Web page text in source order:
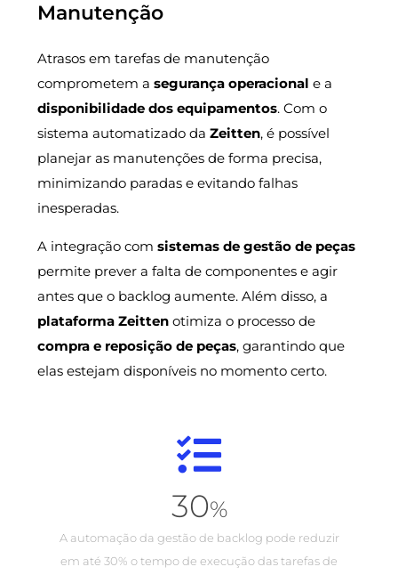
Manutenção
Atrasos em tarefas de manutenção
comprometem a segurança operacional e a
disponibilidade dos equipamentos. Com o
sistema automatizado da Zeitten, é possível
planejar as manutenções de forma precisa,
minimizando paradas e evitando falhas
inesperadas.
A integração com sistemas de gestão de peças
permite prever a falta de componentes e agir
antes que o backlog aumente. Além disso, a
plataforma Zeittenotimiza o processo de
compra e reposição de peças, garantindo que
elas estejam disponíveis no momento certo.
30%
A automação da gestão de backlog pode reduzir
em até 30% o tempo de execução das tarefas de